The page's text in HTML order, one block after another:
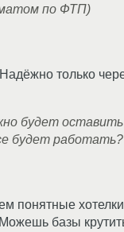
по ФТП)
только
будет оставить
будет работать?
понятные
базы